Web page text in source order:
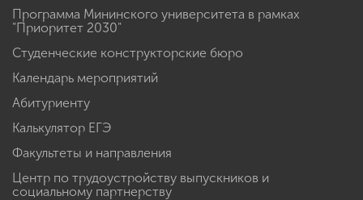
Программа Мининского университета в рамках
"Приоритет 2030"
Студенческие конструкторские бюро
Календарь мероприятий
Абитуриенту
Калькулятор ЕГЭ
Факультеты и направления
Центр по трудоустройству выпускников и
социальному партнерству